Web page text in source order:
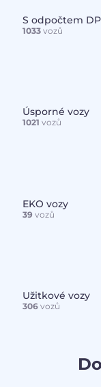
S odpočtem
1033vozů
Úsporné vozy
1021 vozů
EKO vozy
39 vozů
Užitkové vozy
306vozů